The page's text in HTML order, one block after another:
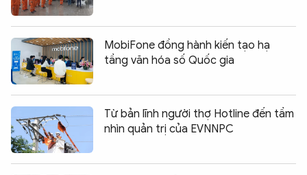
MobiFone đồng hành kiến tạo hạ
tầng văn hóa số Quốc gia
Từ bản lĩnh người thợ Hotline đến tầm
nhìn quản trị của EVNNPC